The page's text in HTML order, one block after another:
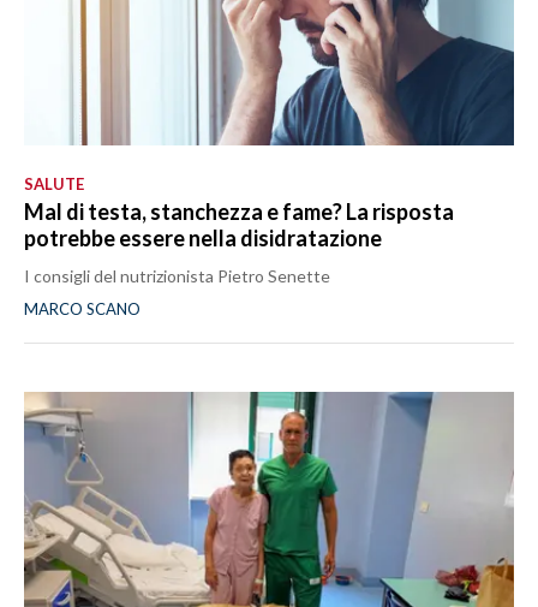
SALUTE
Mal di testa, stanchezza e fame? La risposta
potrebbe essere nella disidratazione
I consigli del nutrizionista Pietro Senette
MARCO SCANO